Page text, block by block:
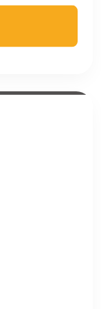
Ads,
CNIL
des envois — ou